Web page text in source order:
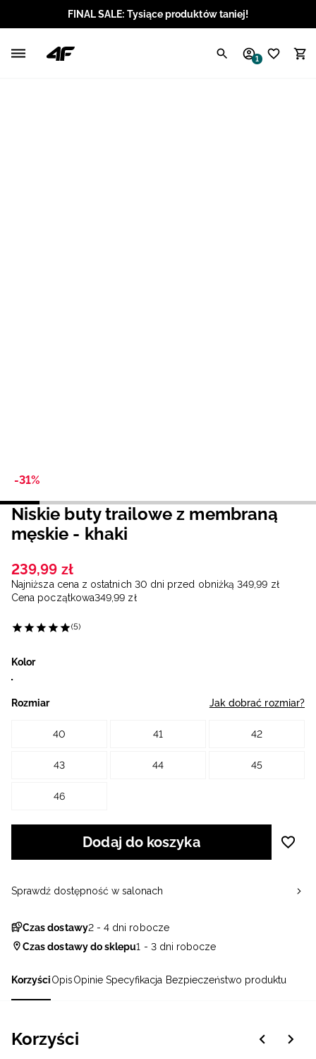
FINAL SALE: Tysiące produktów taniej!
1
-31%
KorzyściOpisOpinie Specyfikacja Bezpieczeństwo produktu
Korzyści
Niskie buty trailowe z membraną
męskie - khaki
239,99 zł
Najniższa cena z ostatnich 30 dni przed obniżką 349,99 zł
Cena początkowa349,99 zł
(5)
Kolor
Rozmiar Jak dobrać rozmiar?
40 41 42
43 44 45
46
Dodaj do koszyka
Czas dostawy2 - 4 dni robocze
Czas dostawy do sklepu1 - 3 dni robocze
Sprawdź dostępność w salonach